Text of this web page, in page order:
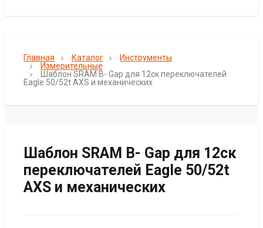
Главная Каталог
Инструменты
Измерительные
Шаблон SRAM B- Gap для 12ск переключателей
Eagle 50/52t AXS и механических
Шаблон SRAM B- Gap для 12ск
переключателей Eagle 50/52t
AXS и механических